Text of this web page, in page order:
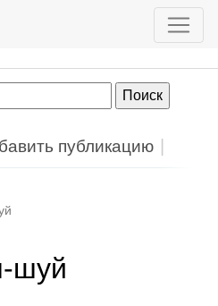
публикацию
шуй